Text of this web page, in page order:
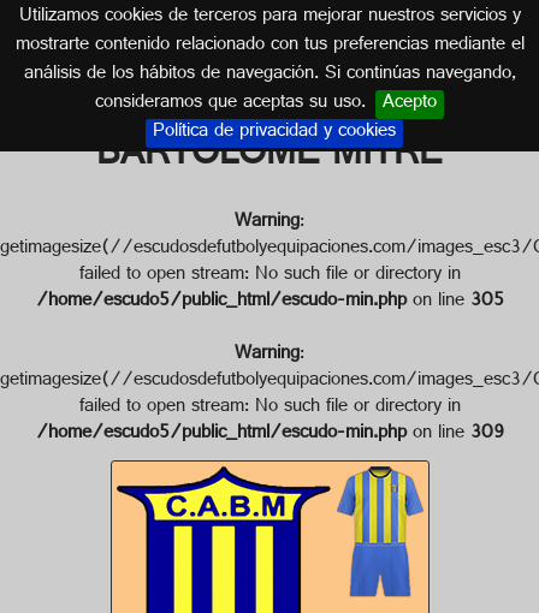
Utilizamos cookies de terceros para mejorar nuestros servicios y
mostrarte contenido relacionado con tus preferencias mediante el
análisis de los hábitos de navegación. Si continúas navegando,
consideramos que aceptas su uso. Acepto
Política de privacidad y cookies
Escudo de C. ATLÉTICO
BARTOLOMÉ MITRE
ARGENTINA
Warning:
getimagesize(//escudosdefutbolyequipaciones.com/
failed to open stream: No such file or directory in
/home/escudo5/public_html/escudo-min.phpon line305
Warning:
getimagesize(//escudosdefutbolyequipaciones.com/
failed to open stream: No such file or directory in
/home/escudo5/public_html/escudo-min.phpon line309